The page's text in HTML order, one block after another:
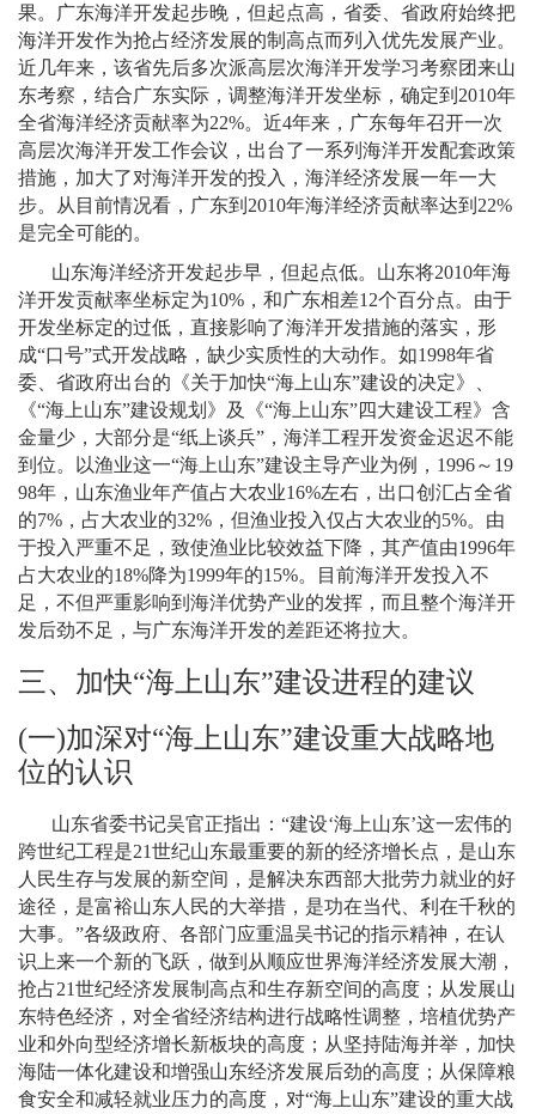
果。广东海洋开发起步晚，但起点高，省委、省政府始终把
海洋开发作为抢占经济发展的制高点而列入优先发展产业。
近几年来，该省先后多次派高层次海洋开发学习考察团来山
东考察，结合广东实际，调整海洋开发坐标，确定到 2010年
全省海洋经济贡献率为22%。近4年来，广东每年召开一次
高层次海洋开发工作会议，出台了一系列海洋开发配套政策
措施，加大了对海洋开发的投入，海洋经济发展一年一大
步。从目前情况看，广东到 2010年海洋经济贡献率达到 22%
是完全可能的。
山东海洋经济开发起步早，但起点低。山东将2010年海
洋开发贡献率坐标定为10% ，和广东相差12个百分点。由于
开发坐标定的过低，直接影响了海洋开发措施的落实，形
成“口号”式开发战略，缺少实质性的大动作。如1998年省
委、省政府出台的《关于加快“海上山东”建设的决定》、
《“海上山东”建设规划》及《“海上山东”四大建设工程》含
金量少，大部分是“纸上谈兵”，海洋工程开发资金迟迟不能
到位。以渔业这一“海上山东”建设主导产业为例， 1996～ 19
98年，山东渔业年产值占大农业16%左右，出口创汇占全省
的7% ，占大农业的32% ，但渔业投入仅占大农业的5%。由
于投入严重不足，致使渔业比较效益下降，其产值由1996年
占大农业的18%降为1999年的15%。目前海洋开发投入不
足，不但严重影响到海洋优势产业的发挥，而且整个海洋开
发后劲不足，与广东海洋开发的差距还将拉大。
三、加快“海上山东”建设进程的建议
(一)加深对“海上山东”建设重大战略地
位的认识
山东省委书记吴官正指出：“建设‘海上山东’这一宏伟的
跨世纪工程是21世纪山东最重要的新的经济增长点，是山东
人民生存与发展的新空间，是解决东西部大批劳力就业的好
途径，是富裕山东人民的大举措，是功在当代、利在千秋的
大事。”各级政府、各部门应重温吴书记的指示精神，在认
识上来一个新的飞跃，做到从顺应世界海洋经济发展大潮，
抢占21世纪经济发展制高点和生存新空间的高度；从发展山
东特色经济，对全省经济结构进行战略性调整，培植优势产
业和外向型经济增长新板块的高度；从坚持陆海并举，加快
海陆一体化建设和增强山东经济发展后劲的高度；从保障粮
食安全和减轻就业压力的高度，对“海上山东”建设的重大战